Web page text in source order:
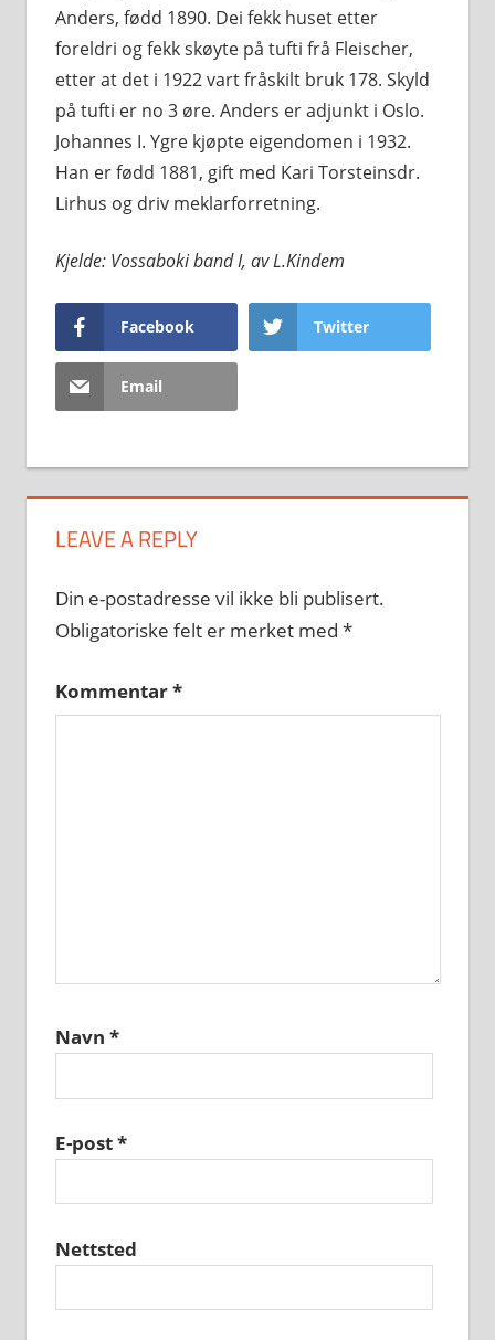
Anders, fødd 1890. Dei fekk huset etter
foreldri og fekk skøyte på tufti frå Fleischer,
etter at det i 1922 vart fråskilt bruk 178. Skyld
på tufti er no 3 øre. Anders er adjunkt i Oslo.
Johannes I. Ygre kjøpte eigendomen i 1932.
Han er fødd 1881, gift med Kari Torsteinsdr.
Lirhus og driv meklarforretning.
Kjelde: Vossaboki band I, av L.Kindem
Facebook Twitter
Email
LEAVE A REPLY
Din e-postadresse vil ikke bli publisert.
Obligatoriske felt er merket med *
Kommentar*
Navn *
E-post*
Nettsted